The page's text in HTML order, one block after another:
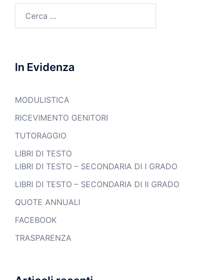
In Evidenza
MODULISTICA
RICEVIMENTO GENITORI
TUTORAGGIO
LIBRI DI TESTO
LIBRI DI TESTO – SECONDARIA DI I GRADO
LIBRI DI TESTO – SECONDARIA DI II GRADO
QUOTE ANNUALI
FACEBOOK
TRASPARENZA